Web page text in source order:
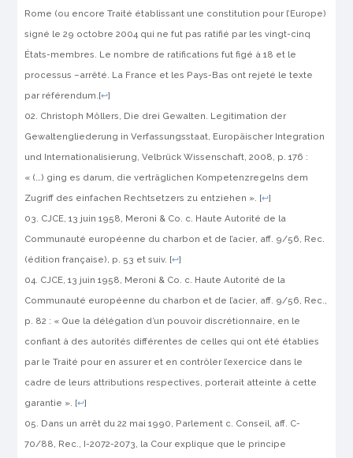
Rome (ou encore Traité établissant une constitution pour l’Europe)
signé le 29 octobre 2004 qui ne fut pas ratifié par les vingt-cinq
États-membres. Le nombre de ratifications fut figé à 18 et le
processus –arrêté. La France et les Pays-Bas ont rejeté le texte
par référendum.[↩]
Christoph Möllers, Die drei Gewalten. Legitimation der
Gewaltengliederung in Verfassungsstaat, Europäischer Integration
und Internationalisierung, Velbrück Wissenschaft, 2008, p. 176 :
« (…) ging es darum, die verträglichen Kompetenzregelns dem
Zugriff des einfachen Rechtsetzers zu entziehen ». [↩]
CJCE, 13 juin 1958, Meroni & Co. c. Haute Autorité de la
Communauté européenne du charbon et de l’acier, aff. 9/56, Rec.
(édition française), p. 53 et suiv. [↩]
CJCE, 13 juin 1958, Meroni & Co. c. Haute Autorité de la
Communauté européenne du charbon et de l’acier, aff. 9/56, Rec.,
p. 82 : « Que la délégation d’un pouvoir discrétionnaire, en le
confiant à des autorités différentes de celles qui ont été établies
par le Traité pour en assurer et en contrôler l’exercice dans le
cadre de leurs attributions respectives, porterait atteinte à cette
garantie ». [↩]
Dans un arrêt du 22 mai 1990, Parlement c. Conseil, aff. C-
70/88, Rec., I-2072-2073, la Cour explique que le principe